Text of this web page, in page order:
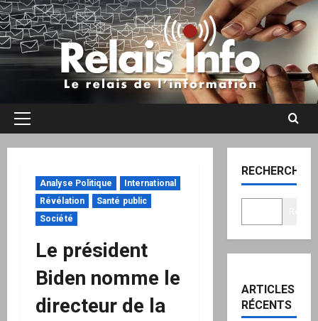
Aller
au
contenu
Menu
Analyse Politique
International
Révélation
Santé public
Société
Le président
Biden nomme le
directeur de la
RECHERCHER
ARTICLES
RÉCENTS